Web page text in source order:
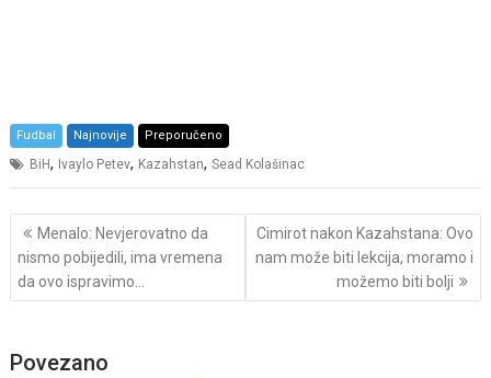
Fudbal Najnovije Preporučeno
BiH, Ivaylo Petev, Kazahstan,Sead Kolašinac
Post
navigation
Menalo: Nevjerovatno da
nismo pobijedili, ima vremena
da ovo ispravimo…
Cimirot nakon Kazahstana: Ovo
nam može biti lekcija, moramo i
možemo biti bolji
Povezano